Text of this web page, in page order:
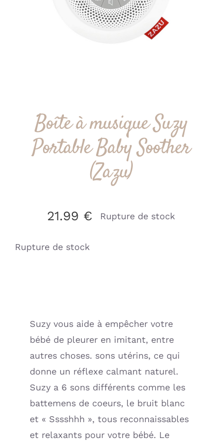
Boîte à musique Suzy
Portable Baby Soother
(Zazu)
21.99 € Rupture de stock
Rupture de stock
Suzy vous aide à empêcher votre
bébé de pleurer en imitant, entre
autres choses. sons utérins, ce qui
donne un réflexe calmant naturel.
Suzy a 6 sons différents comme les
battemens de coeurs, le bruit blanc
et « Sssshhh », tous reconnaissables
et relaxants pour votre bébé. Le